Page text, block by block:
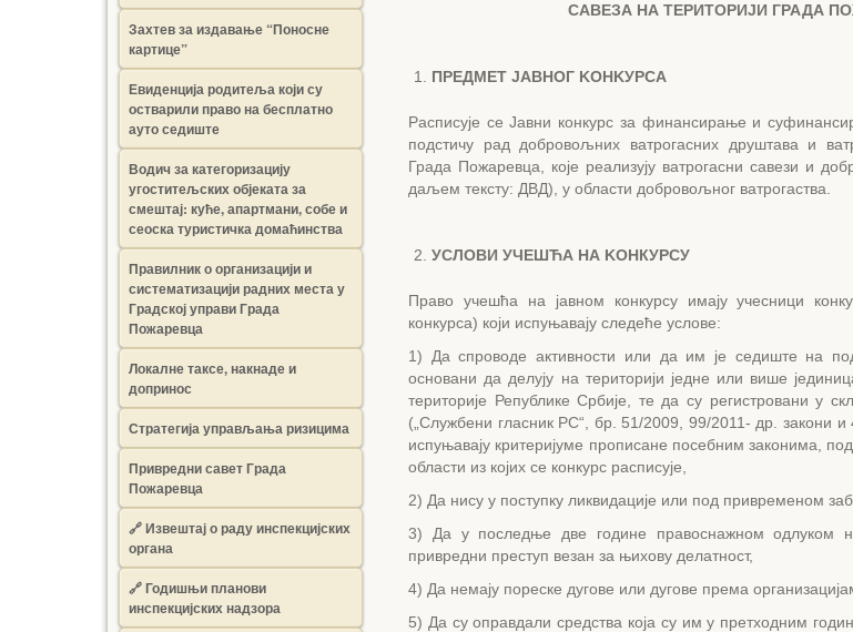
Захтев за издавање “Поносне
картице”
Евиденција родитеља који су
остварили право на бесплатно
ауто седиште
Водич за категоризацију
угоститељских објеката за
смештај: куће, апартмани, собе и
сеоска туристичка домаћинства
Правилник о организацији и
систематизацији радних места у
Градској управи Града
Пожаревца
Локалне таксе, накнаде и
допринос
Стратегија управљања ризицима
Привредни савет Града
Пожаревца
🔗Извештај о раду инспекцијских
органа
🔗Годишњи планови
инспекцијских надзора
САВЕЗА НА ТЕРИТОРИЈИ ГРАДА
ПРЕДМЕТ ЈАВНОГ KOHKУPCA
Расписује се Јавни конкурс за финансирање и
подстичу рад добровољних ватрогасних друштава и
Града Пожаревца, које реализују ватрогасни савези и
даљем тексту: ДВД), у области добровољног ватрогаства.
УCЛOBИ УЧЕШЋА НА KOHКУPCУ
Право учешћа на јавном конкурсу имају учесници
конкурса) који испуњавају следеће услове:
1) Да спроводе активности или да им је седиште на
основани да делују на територији једне или више
територије Републике Србије, те да су регистровани у
(„Службени гласник РС“, бр. 51/2009, 99/2011- др. закони
испуњавају критеријуме прописане посебним законима,
области из којих се конкурс расписује,
2) Да нису у поступку ликвидације или под привременом
3) Да у последње две године правоснажном одлуком
привредни преступ везан за њихову делатност,
4) Да немају пореске дугове или дугове према
5) Да су оправдали средства која су им у претходним